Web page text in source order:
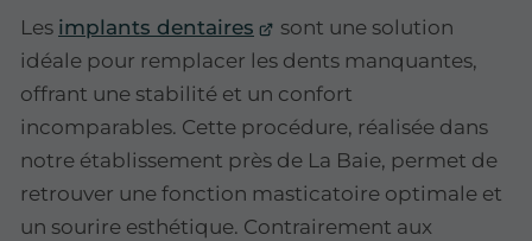
Les implants dentaires
sont une solution
idéale pour remplacer les dents manquantes,
offrant une stabilité et un confort
incomparables. Cette procédure, réalisée dans
notre établissement près de La Baie, permet de
retrouver une fonction masticatoire optimale et
un sourire esthétique. Contrairement aux